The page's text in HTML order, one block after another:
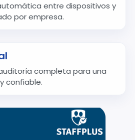
entre dispositivos y
por empresa.
completa para una
confiable.